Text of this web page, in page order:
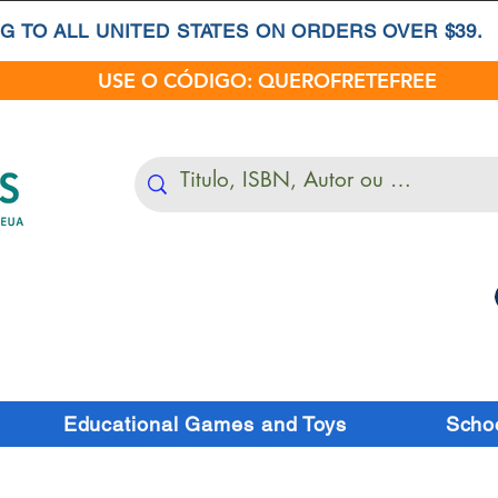
TO ALL UNITED STATES ON ORDERS OVER $39.
USE O CÓDIGO: QUEROFRETEFREE
Educational Games and Toys